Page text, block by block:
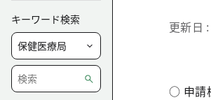
キーワード検索 更新日
○ 申請